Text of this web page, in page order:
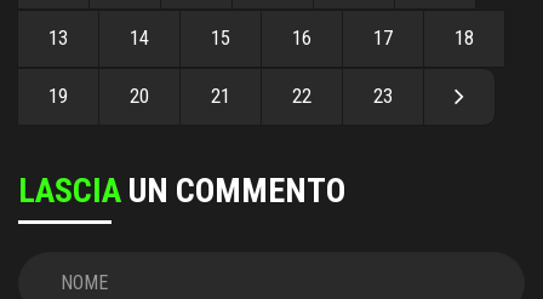
13 14 15 16 17 18
19 20 21 22 23
LASCIA UN COMMENTO